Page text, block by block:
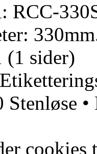
RCC-
(1 sider)
Stenløse